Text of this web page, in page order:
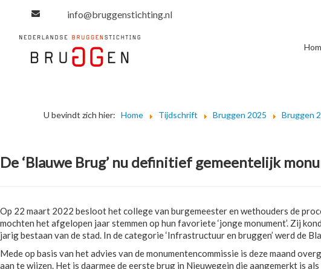
info@bruggenstichting.nl
U bevindt zich hier: Home Tijdschrift Bruggen 2025 Bruggen
De ‘Blauwe Brug’ nu definitief gemeentelijk
Op 22 maart 2022 besloot het college van burgemeester en wethouders de
mochten het afgelopen jaar stemmen op hun favoriete ‘jonge monument’. Zij
jarig bestaan van de stad. In de categorie ‘Infrastructuur en bruggen’ werd de
Mede op basis van het advies van de monumentencommissie is deze maand
aan te wijzen. Het is daarmee de eerste brug in Nieuwegein die aangemerkt is